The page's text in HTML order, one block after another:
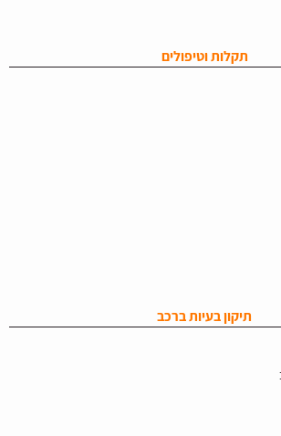
תקלות וטיפולים
תיקון בעיות ברכב